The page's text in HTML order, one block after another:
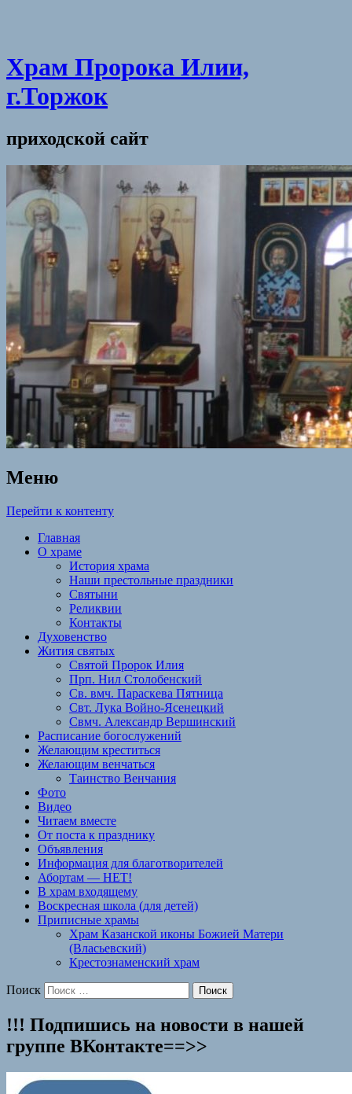
Храм Пророка Илии,
г.Торжок
приходской сайт
Меню
Перейти к контенту
Главная
О храме
История храма
Наши престольные праздники
Святыни
Реликвии
Контакты
Духовенство
Жития святых
Святой Пророк Илия
Прп. Нил Столобенский
Св. вмч. Параскева Пятница
Свт. Лука Войно-Ясенецкий
Свмч. Александр Вершинский
Расписание богослужений
Желающим креститься
Желающим венчаться
Таинство Венчания
Фото
Видео
Читаем вместе
От поста к празднику
Объявления
Информация для благотворителей
Абортам — НЕТ!
В храм входящему
Воскресная школа (для детей)
Приписные храмы
Храм Казанской иконы Божией Матери
(Власьевский)
Крестознаменский храм
Поиск
!!! Подпишись на новости в нашей
группe ВКонтакте==>>